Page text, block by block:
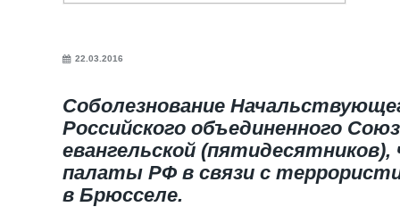
22.03.2016
Соболезнование
Российского объединенного
евангельской
палаты РФ в связи с
в Брюсселе.